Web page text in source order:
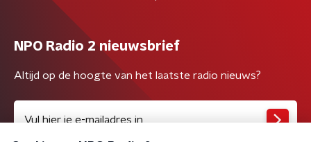
NPO Radio 2 nieuwsbrief
Altijd op de hoogte van het laatste radio nieuws?